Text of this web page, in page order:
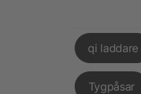
qi laddare
Tygpåsar